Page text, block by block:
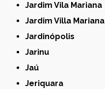
Jardim Vila Mariana
Jardim Villa Mariana
Jardinópolis
Jarinu
Jaú
Jeriquara